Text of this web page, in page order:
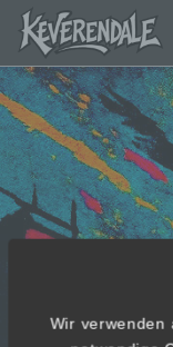
WE ARE
Wir verwenden